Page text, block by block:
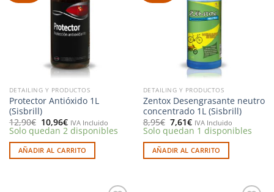
DETAILING Y PRODUCTOS
Protector Antióxido 1L
(Sisbrill)
12,90€ El
precio
original
era:
12,90€.
10,96€El
precio
actual
es:
10,96€.
IVA Incluido
Solo quedan 2 disponibles
AÑADIR AL CARRITO
DETAILING Y PRODUCTOS
Zentox Desengrasante neutro
concentrado 1L (Sisbrill)
8,95€ El
precio
original
era:
8,95€.
7,61€El
precio
actual
es:
7,61€.
IVA Incluido
Solo quedan 1 disponibles
AÑADIR AL CARRITO